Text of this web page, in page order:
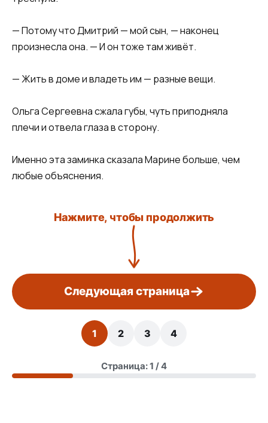
— Потому что Дмитрий — мой сын, — наконец
произнесла она. — И он тоже там живёт.
— Жить в доме и владеть им — разные вещи.
Ольга Сергеевна сжала губы, чуть приподняла
плечи и отвела глаза в сторону.
Именно эта заминка сказала Марине больше, чем
любые объяснения.
Нажмите, чтобы продолжить
Следующая страница
1 2 3 4
Страница: 1 / 4